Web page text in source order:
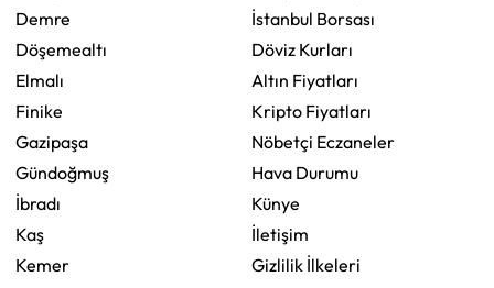
Demre
Döşemealtı
Elmalı
Finike
Gazipaşa
Gündoğmuş
İbradı
Kaş
Kemer
İstanbul Borsası
Döviz Kurları
Altın Fiyatları
Kripto Fiyatları
Nöbetçi Eczaneler
Hava Durumu
Künye
İletişim
Gizlilik İlkeleri